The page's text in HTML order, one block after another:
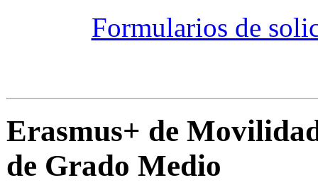
Formularios de
Erasmus+ de
de Grado Medio